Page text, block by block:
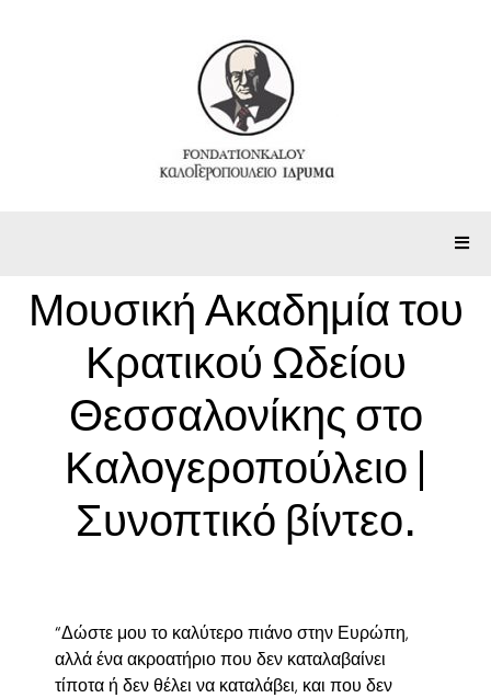
Μουσική Ακαδημία του
Κρατικού Ωδείου
Θεσσαλονίκης στο
Καλογεροπούλειο |
Συνοπτικό βίντεο.
“Δώστε μου το καλύτερο πιάνο στην Ευρώπη,
αλλά ένα ακροατήριο που δεν καταλαβαίνει
τίποτα ή δεν θέλει να καταλάβει, και που δεν